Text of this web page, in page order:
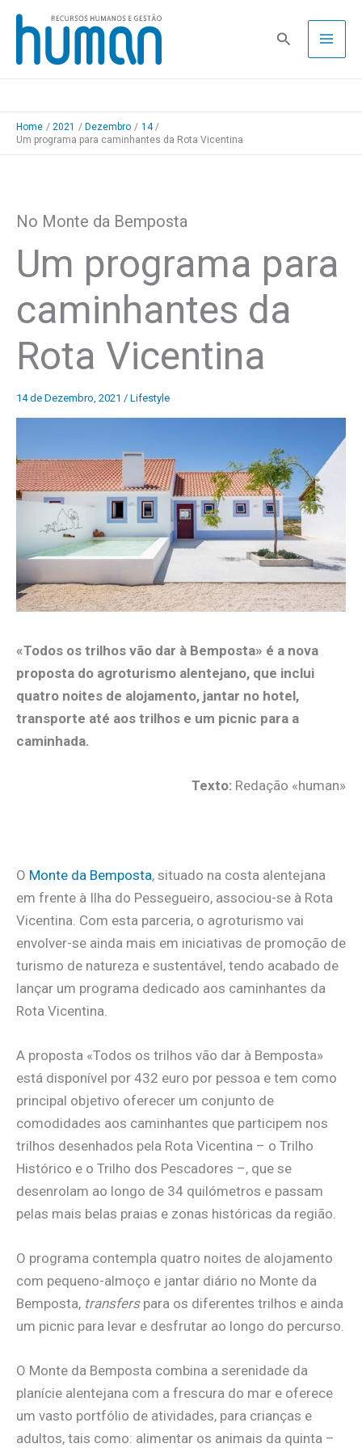
Skip
content
Pesquisa
Home 2021 Dezembro
14
Um programa para caminhantes da Rota Vicentina
No Monte da Bemposta
Um programa para
caminhantes da
Rota Vicentina
14 de Dezembro, 2021 / Lifestyle
«Todos os trilhos vão dar à Bemposta» é a nova
proposta do agroturismo alentejano, que inclui
quatro noites de alojamento, jantar no hotel,
transporte até aos trilhos e um picnic para a
caminhada.
Texto: Redação «human»
O Monte da Bemposta, situado na costa alentejana
em frente à Ilha do Pessegueiro, associou-se à Rota
Vicentina. Com esta parceria, o agroturismo vai
envolver-se ainda mais em iniciativas de promoção de
turismo de natureza e sustentável, tendo acabado de
lançar um programa dedicado aos caminhantes da
Rota Vicentina.
A proposta «Todos os trilhos vão dar à Bemposta»
está disponível por 432 euro por pessoa e tem como
principal objetivo oferecer um conjunto de
comodidades aos caminhantes que participem nos
trilhos desenhados pela Rota Vicentina – o Trilho
Histórico e o Trilho dos Pescadores –, que se
desenrolam ao longo de 34 quilómetros e passam
pelas mais belas praias e zonas históricas da região.
O programa contempla quatro noites de alojamento
com pequeno-almoço e jantar diário no Monte da
Bemposta, transfers para os diferentes trilhos e ainda
um picnic para levar e desfrutar ao longo do percurso.
O Monte da Bemposta combina a serenidade da
planície alentejana com a frescura do mar e oferece
um vasto portfólio de atividades, para crianças e
adultos, tais como: alimentar os animais da quinta –